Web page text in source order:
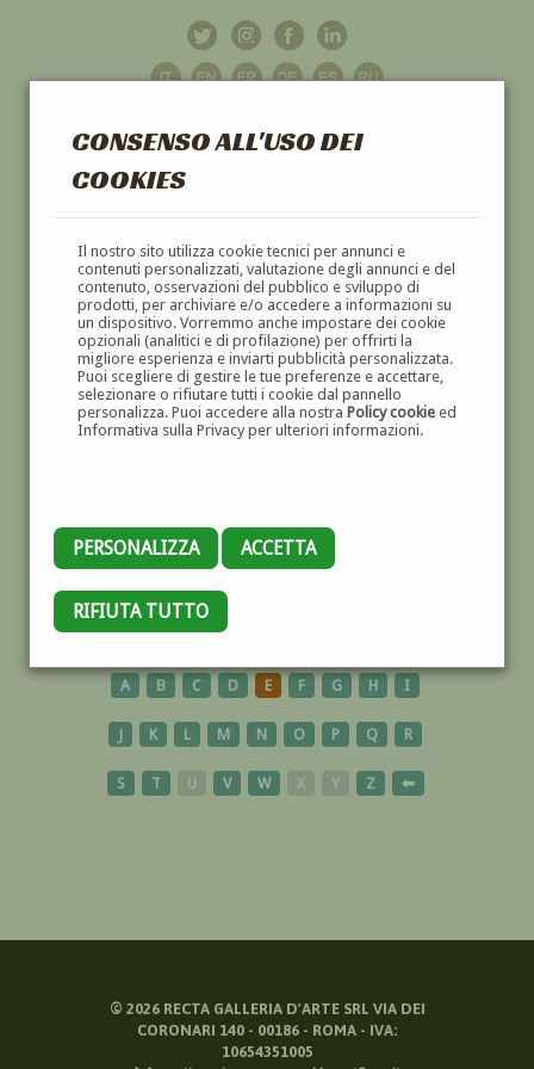
CONSENSO ALL'USO DEI
COOKIES
Il nostro sito utilizza cookie tecnici per annunci e
contenuti personalizzati, valutazione degli annunci e del
contenuto, osservazioni del pubblico e sviluppo di
prodotti, per archiviare e/o accedere a informazioni su
un dispositivo. Vorremmo anche impostare dei cookie
opzionali (analitici e di profilazione) per offrirti la
migliore esperienza e inviarti pubblicità personalizzata.
Puoi scegliere di gestire le tue preferenze e accettare,
selezionare o rifiutare tutti i cookie dal pannello
personalizza. Puoi accedere alla nostra Policy cookieed
Informativa sulla Privacy per ulteriori informazioni.
PERSONALIZZA ACCETTA
RIFIUTA TUTTO
GALLERIAD'ARTE
DIPINTI E SCULTURE '800 E '900
SCUOLA
A B C D E F G H I
J K L M N O P Q R
S T U V W X Y Z ⬅
© 2026RECTA GALLERIA D'ARTE SRL VIA DEI
CORONARI 140 - 00186 - ROMA - IVA:
10654351005